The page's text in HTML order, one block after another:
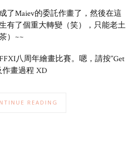
了Maiev的委託作畫了，然後在這
有了個重大轉變（笑），只能老土
）~~
八周年繪畫比賽。嗯，請按”Get
作畫過程 XD
READING